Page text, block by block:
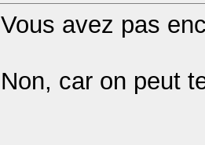
Vous avez pas
Non, car on peut